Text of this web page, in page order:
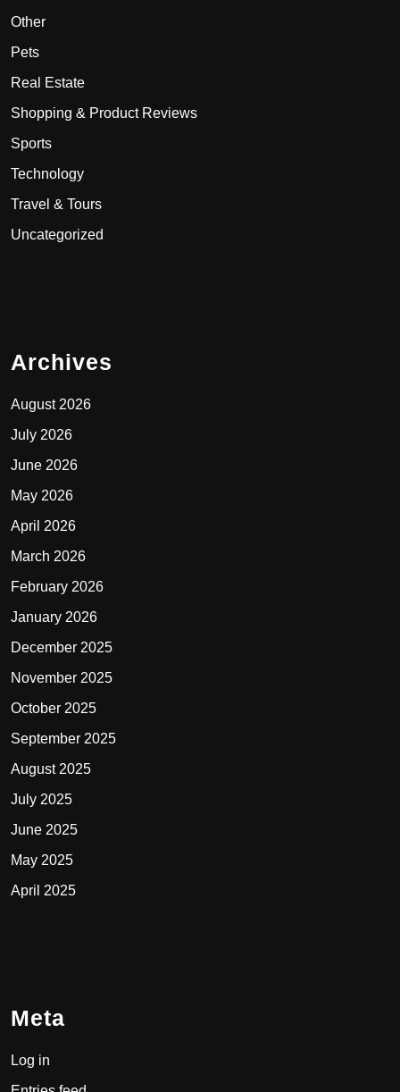
Other
Pets
Real Estate
Shopping & Product Reviews
Sports
Technology
Travel & Tours
Uncategorized
Archives
August 2026
July 2026
June 2026
May 2026
April 2026
March 2026
February 2026
January 2026
December 2025
November 2025
October 2025
September 2025
August 2025
July 2025
June 2025
May 2025
April 2025
Meta
Log in